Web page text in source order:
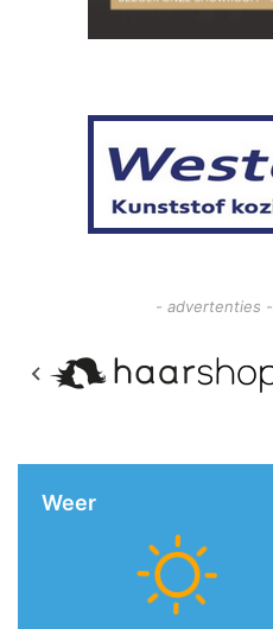
- advertenties -
Weer